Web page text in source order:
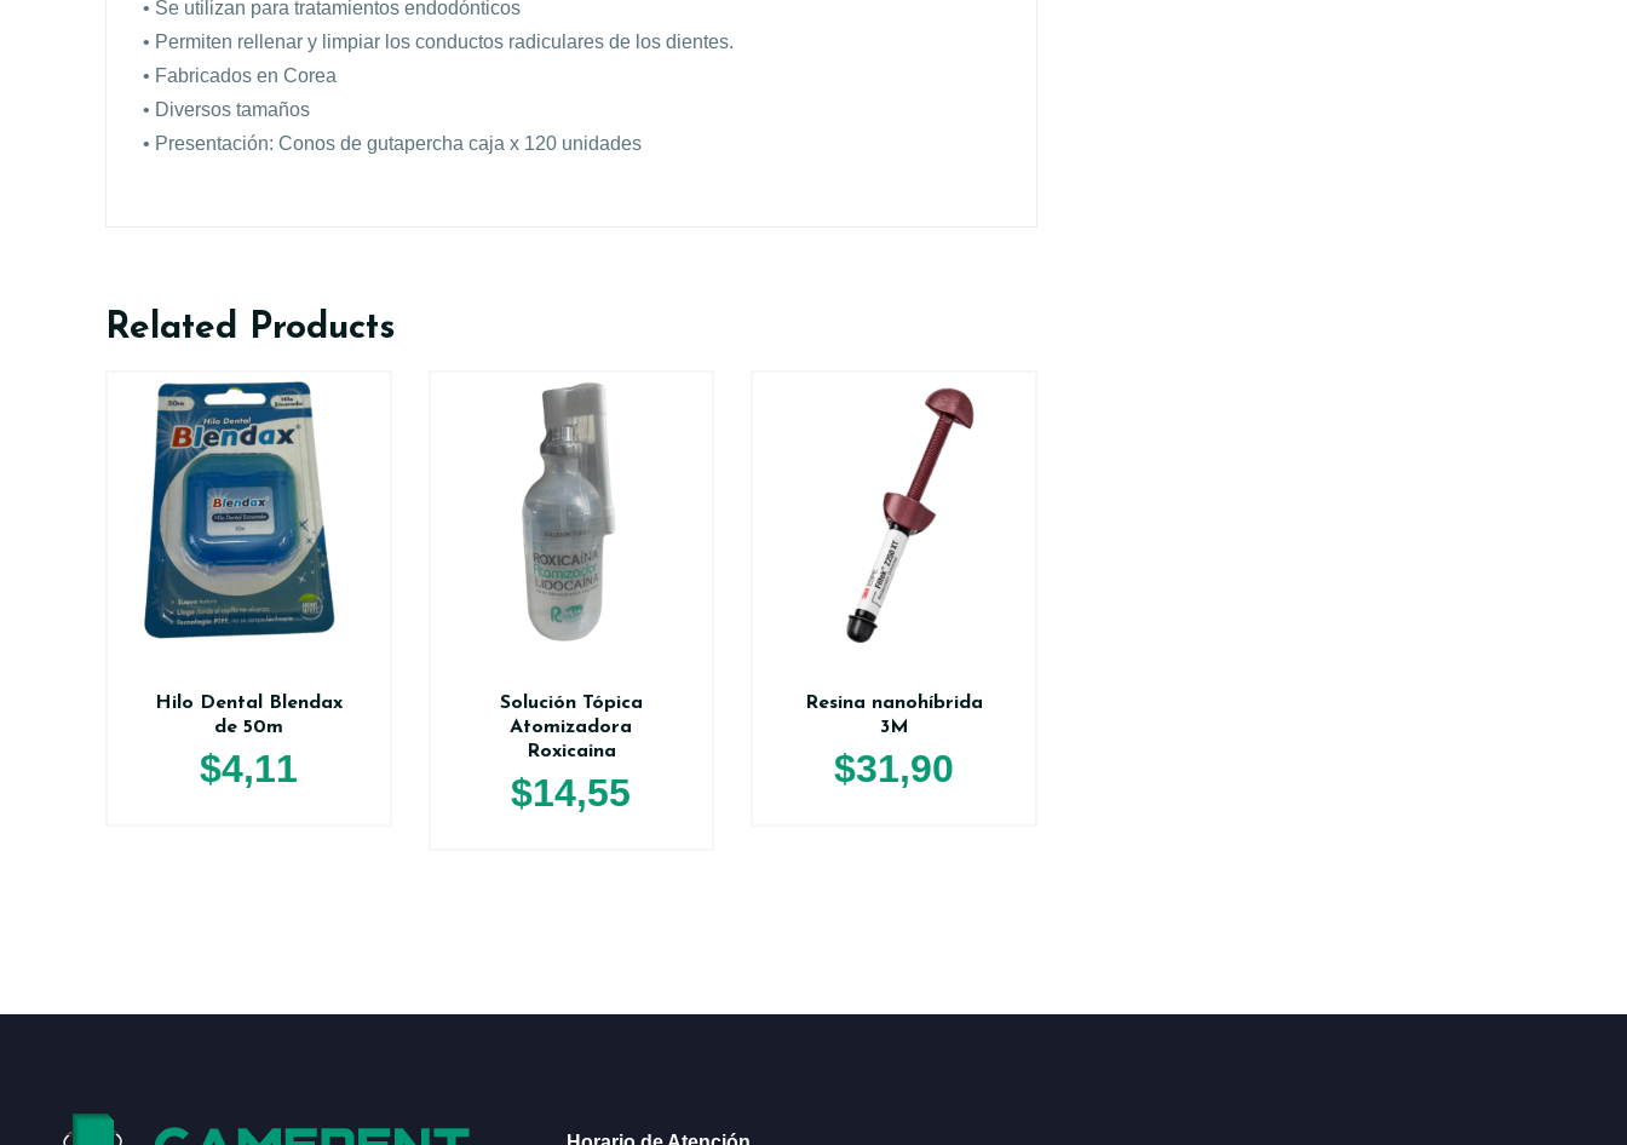
• Se utilizan para tratamientos endodónticos
• Permiten rellenar y limpiar los conductos radiculares de los dientes.
• Fabricados en Corea
• Diversos tamaños
• Presentación: Conos de gutapercha caja x 120 unidades
Related Products
Hilo Dental Blendax
de 50m
$4,11
Solución Tópica
Atomizadora
Roxicaina
$14,55
Resina nanohíbrida
3M
$31,90